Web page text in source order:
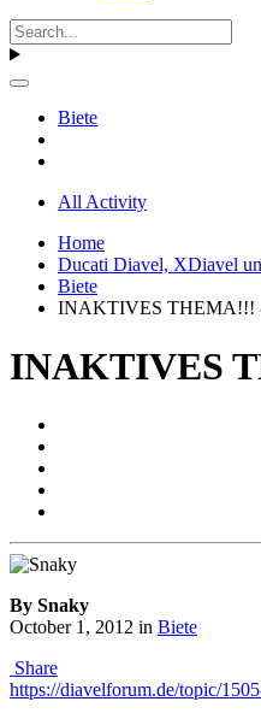
Biete
All Activity
Home
Ducati Diavel, XDiavel
Biete
INAKTIVES THEMA!!! -
INAKTIVES
By Snaky
October 1, 2012 in Biete
Share
https://diavelforum.de/topic/